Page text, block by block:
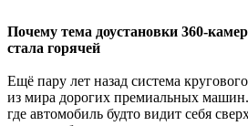
Почему тема доустановки 360-
стала горячей
Ещё пару лет назад система
из мира дорогих премиальных
где автомобиль будто видит себя